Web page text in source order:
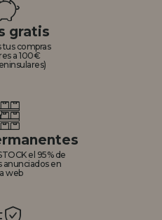
gratis
tus compras
a 100€
el 95% de
anunciados en
web